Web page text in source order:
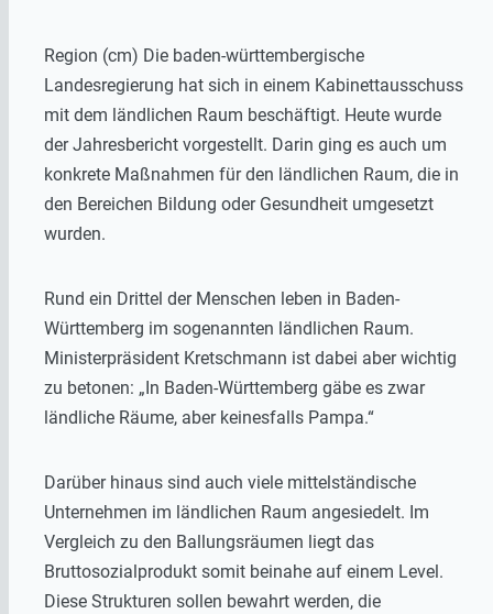
Region (cm) Die baden-württembergische
Landesregierung hat sich in einem Kabinettausschuss
mit dem ländlichen Raum beschäftigt. Heute wurde
der Jahresbericht vorgestellt. Darin ging es auch um
konkrete Maßnahmen für den ländlichen Raum, die in
den Bereichen Bildung oder Gesundheit umgesetzt
wurden.
Rund ein Drittel der Menschen leben in Baden-
Württemberg im sogenannten ländlichen Raum.
Ministerpräsident Kretschmann ist dabei aber wichtig
zu betonen: „In Baden-Württemberg gäbe es zwar
ländliche Räume, aber keinesfalls Pampa.“
Darüber hinaus sind auch viele mittelständische
Unternehmen im ländlichen Raum angesiedelt. Im
Vergleich zu den Ballungsräumen liegt das
Bruttosozialprodukt somit beinahe auf einem Level.
Diese Strukturen sollen bewahrt werden, die